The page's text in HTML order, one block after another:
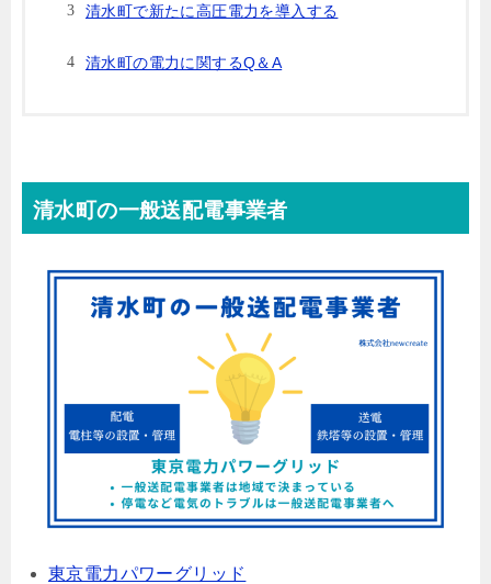
清水町で新たに高圧電力を導入する
清水町の電力に関するQ＆A
清水町の一般送配電事業者
東京電力パワーグリッド